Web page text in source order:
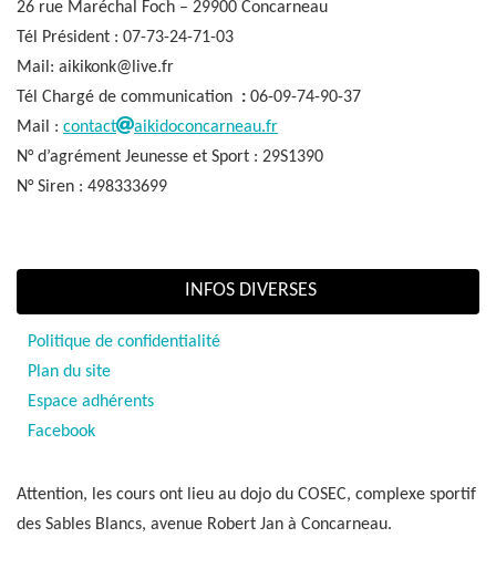
26 rue Maréchal Foch – 29900 Concarneau
Tél Président : 07-73-24-71-03
Mail: aikikonk@live.fr
Tél Chargé de communication : 06-09-74-90-37
Mail : contact
aikidoconcarneau.fr
N° d’agrément Jeunesse et Sport : 29S1390
N° Siren : 498333699
INFOS DIVERSES
Politique de confidentialité
Plan du site
Espace adhérents
Facebook
Attention, les cours ont lieu au dojo du COSEC, complexe sportif
des Sables Blancs, avenue Robert Jan à Concarneau.